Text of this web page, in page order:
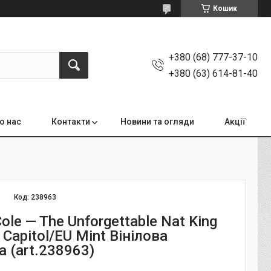
Кошик
+380 (68) 777-37-10
+380 (63) 614-81-40
нас Контакти Новини та огляди Акції
Код: 238963
— The Unforgettable Nat King
EU Mint Вінілова
(art.238963)